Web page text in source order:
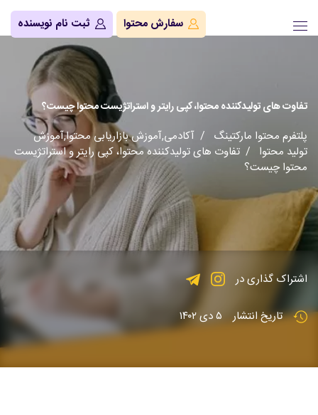
سفارش محتوا ثبت نام نویسنده
تفاوت های تولیدکننده محتوا، کپی رایتر و استراتژیست محتوا چیست؟
پلتفرم محتوا مارکتینگ / آکادمی,آموزش بازاریابی محتوا,آموزش
تولید محتوا / تفاوت های تولیدکننده محتوا، کپی رایتر و استراتژیست
محتوا چیست؟
اشتراک گذاری در
تاریخ انتشار ۵ دی ۱۴۰۲